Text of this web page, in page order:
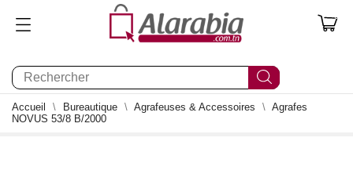
0
Accueil Bureautique Agrafeuses & Accessoires
Agrafes
NOVUS 53/8 B/2000